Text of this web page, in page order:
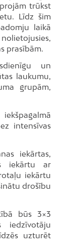
trūkst
Līdz šim
laikā
prasībām.
un
laukumu,
grupām,
intensīvas
iekārtas,
iekārtu ar
iekārtu
drošību
būs 3×3
iedzīvotāju
uzturēt